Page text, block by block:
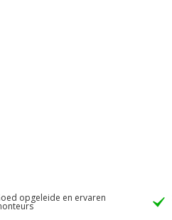
opgeleide en ervaren